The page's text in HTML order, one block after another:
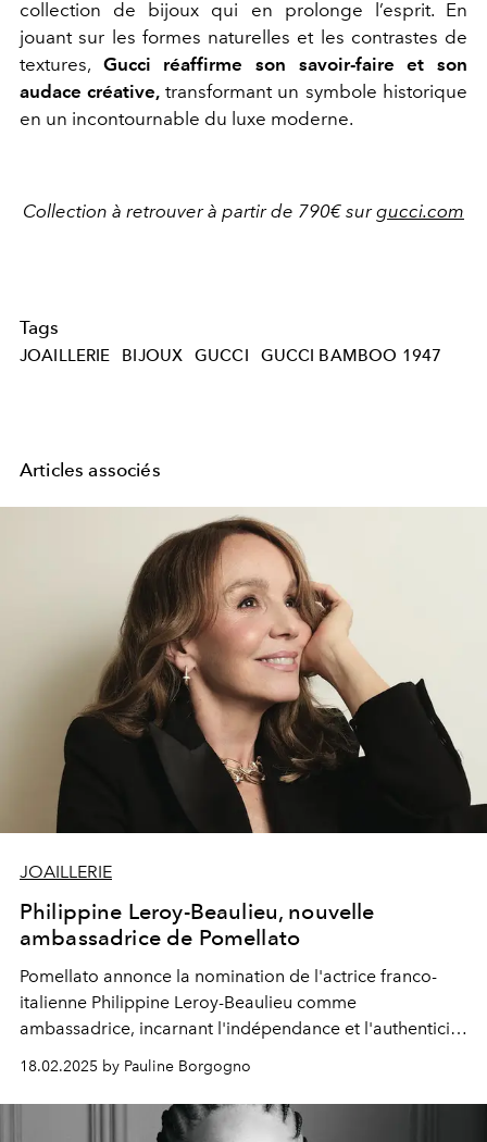
collection de bijoux qui en prolonge l’esprit. En
jouant sur les formes naturelles et les contrastes de
textures, Gucci réaffirme son savoir-faire et son
audace créative, transformant un symbole historique
en un incontournable du luxe moderne.
Collection à retrouver à partir de 790€ surgucci.com
Tags
JOAILLERIE BIJOUX GUCCI GUCCI BAMBOO 1947
Articles associés
JOAILLERIE
Philippine Leroy-Beaulieu, nouvelle
ambassadrice de Pomellato
Pomellato annonce la nomination de l'actrice franco-
italienne Philippine Leroy-Beaulieu comme
ambassadrice, incarnant l'indépendance et l'authenticité
18.02.2025 by Pauline Borgogno